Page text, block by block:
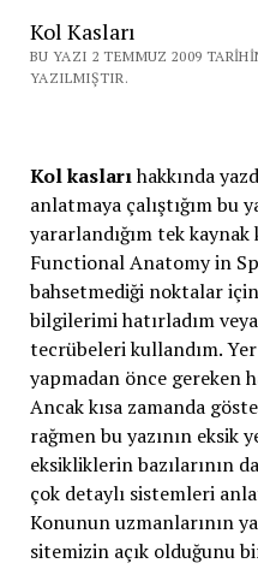
Kol Kasları
BU YAZI 2 TEMMUZ 2009
YAZILMIŞTIR.
Kol kaslarıhakkında
anlatmaya çalıştığım bu
yararlandığım tek
Functional Anatomy in
bahsetmediği noktalar
bilgilerimi hatırladım
tecrübeleri kullandım. Yer
yapmadan önce gereken
Ancak kısa zamanda
rağmen bu yazının eksik
eksikliklerin bazılarının
çok detaylı sistemleri
Konunun uzmanlarının
sitemizin açık olduğunu